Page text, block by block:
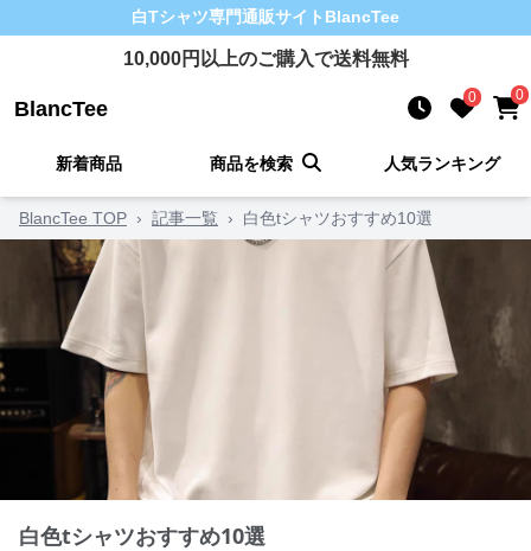
白Tシャツ専門通販サイト BlancTee
10,000円以上のご購入で送料無料
BlancTee 0 0
新着商品 商品を検索 人気ランキング
BlancTee TOP › 記事一覧 › 白色tシャツおすすめ10選
白色tシャツおすすめ10選